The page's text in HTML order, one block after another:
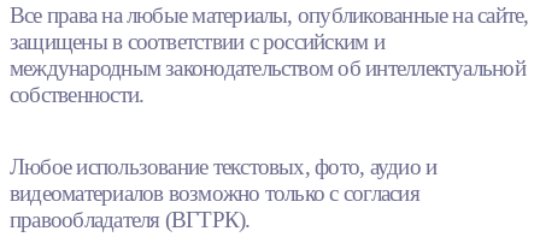
Все права на любые материалы, опубликованные на сайте,
защищены в соответствии с российским и
международным законодательством об интеллектуальной
собственности.
Любое использование текстовых, фото, аудио и
видеоматериалов возможно только с согласия
правообладателя (ВГТРК).